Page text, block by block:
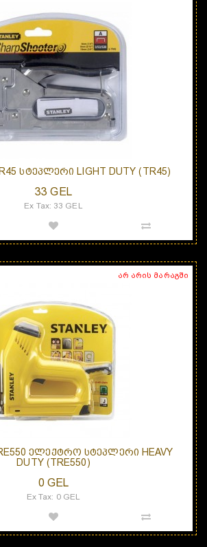
ᲡᲢᲔᲞᲚᲔᲠᲘ LIGHT DUTY (TR45)
33 GEL
Ex Tax: 33 GEL
არ არის მარაგში
ᲔᲚᲔᲥᲢᲠᲝ ᲡᲢᲔᲞᲚᲔᲠᲘ HEAVY
DUTY (TRE550)
0 GEL
Ex Tax: 0 GEL